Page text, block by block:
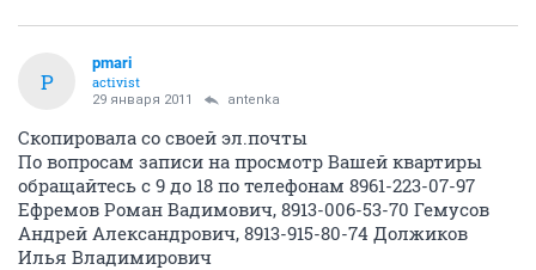
P
pmari
activist
29 января 2011 antenka
Скопировала со своей эл.почты
По вопросам записи на просмотр Вашей квартиры
обращайтесь с 9 до 18 по телефонам 8961-223-07-97
Ефремов Роман Вадимович, 8913-006-53-70 Гемусов
Андрей Александрович, 8913-915-80-74 Должиков
Илья Владимирович